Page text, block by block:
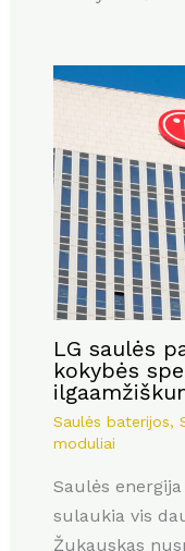
LG saulės
kokybės
Saulės baterijos,
moduliai
Saulės
sulaukia vis
Žukauskas